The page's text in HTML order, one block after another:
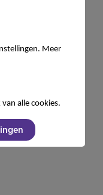
Meer
alle cookies.